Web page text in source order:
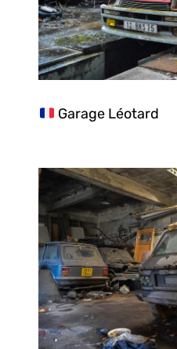
Garage Léotard